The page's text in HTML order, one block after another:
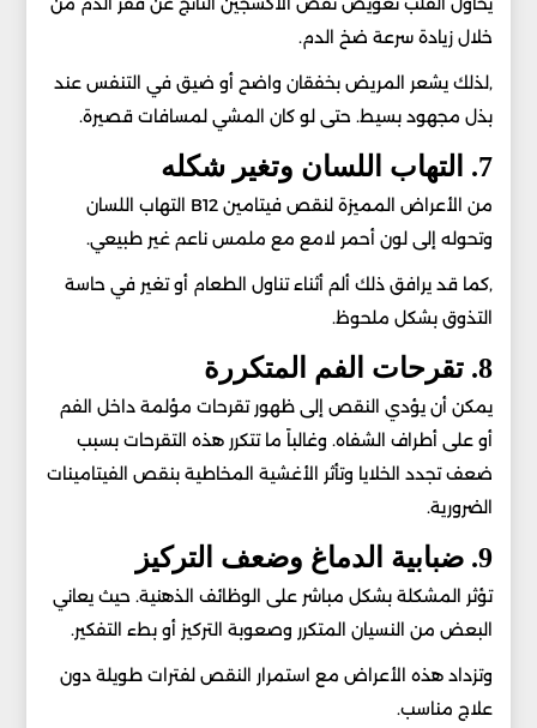
خلال زيادة سرعة ضخ الدم.
,لذلك يشعر المريض بخفقان واضح أو ضيق في التنفس عند
بذل مجهود بسيط. حتى لو كان المشي لمسافات قصيرة.
7. التهاب اللسان وتغير شكله
من الأعراض المميزة لنقص فيتامين B12 التهاب اللسان
وتحوله إلى لون أحمر لامع مع ملمس ناعم غير طبيعي.
,كما قد يرافق ذلك ألم أثناء تناول الطعام أو تغير في حاسة
التذوق بشكل ملحوظ.
8. تقرحات الفم المتكررة
يمكن أن يؤدي النقص إلى ظهور تقرحات مؤلمة داخل الفم
أو على أطراف الشفاه. وغالباً ما تتكرر هذه التقرحات بسبب
ضعف تجدد الخلايا وتأثر الأغشية المخاطية بنقص الفيتامينات
الضرورية.
9. ضبابية الدماغ وضعف التركيز
تؤثر المشكلة بشكل مباشر على الوظائف الذهنية. حيث يعاني
البعض من النسيان المتكرر وصعوبة التركيز أو بطء التفكير.
وتزداد هذه الأعراض مع استمرار النقص لفترات طويلة دون
علاج مناسب.